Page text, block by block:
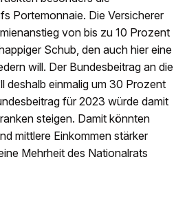
Portemonnaie. Die Versicherer
von bis zu 10 Prozent
Schub, den auch hier eine
will. Der Bundesbeitrag an die
deshalb einmalig um 30 Prozent
für 2023 würde damit
steigen. Damit könnten
mittlere Einkommen stärker
Mehrheit des Nationalrats